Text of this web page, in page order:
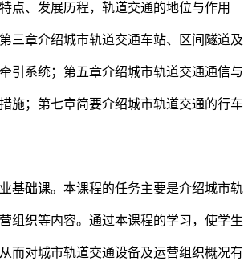
点、发展历程，轨道交通的地位与作用
三章介绍城市轨道交通车站、区间隧道及
引系统；第五章介绍城市轨道交通通信与
施；第七章简要介绍城市轨道交通的行车
基础课。本课程的任务主要是介绍城市轨
组织等内容。通过本课程的学习，使学生
而对城市轨道交通设备及运营组织概况有